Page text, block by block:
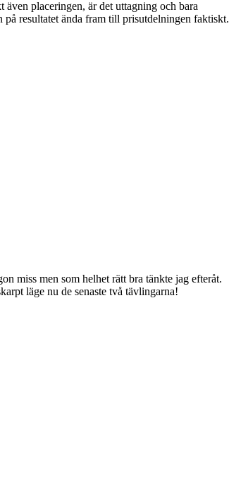
placeringen, är det uttagning och bara
resultatet ända fram till prisutdelningen faktiskt.
miss men som helhet rätt bra tänkte jag efteråt.
läge nu de senaste två tävlingarna!